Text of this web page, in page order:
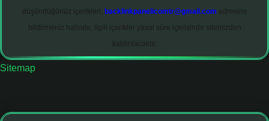
düşündüğünüz içerikleri, backlinkpanelicomtr@gmail.com adresine
bildirmeniz halinde, ilgili içerikler yasal süre içerisinde sitemizden
kaldırılacaktır.
Sitemap